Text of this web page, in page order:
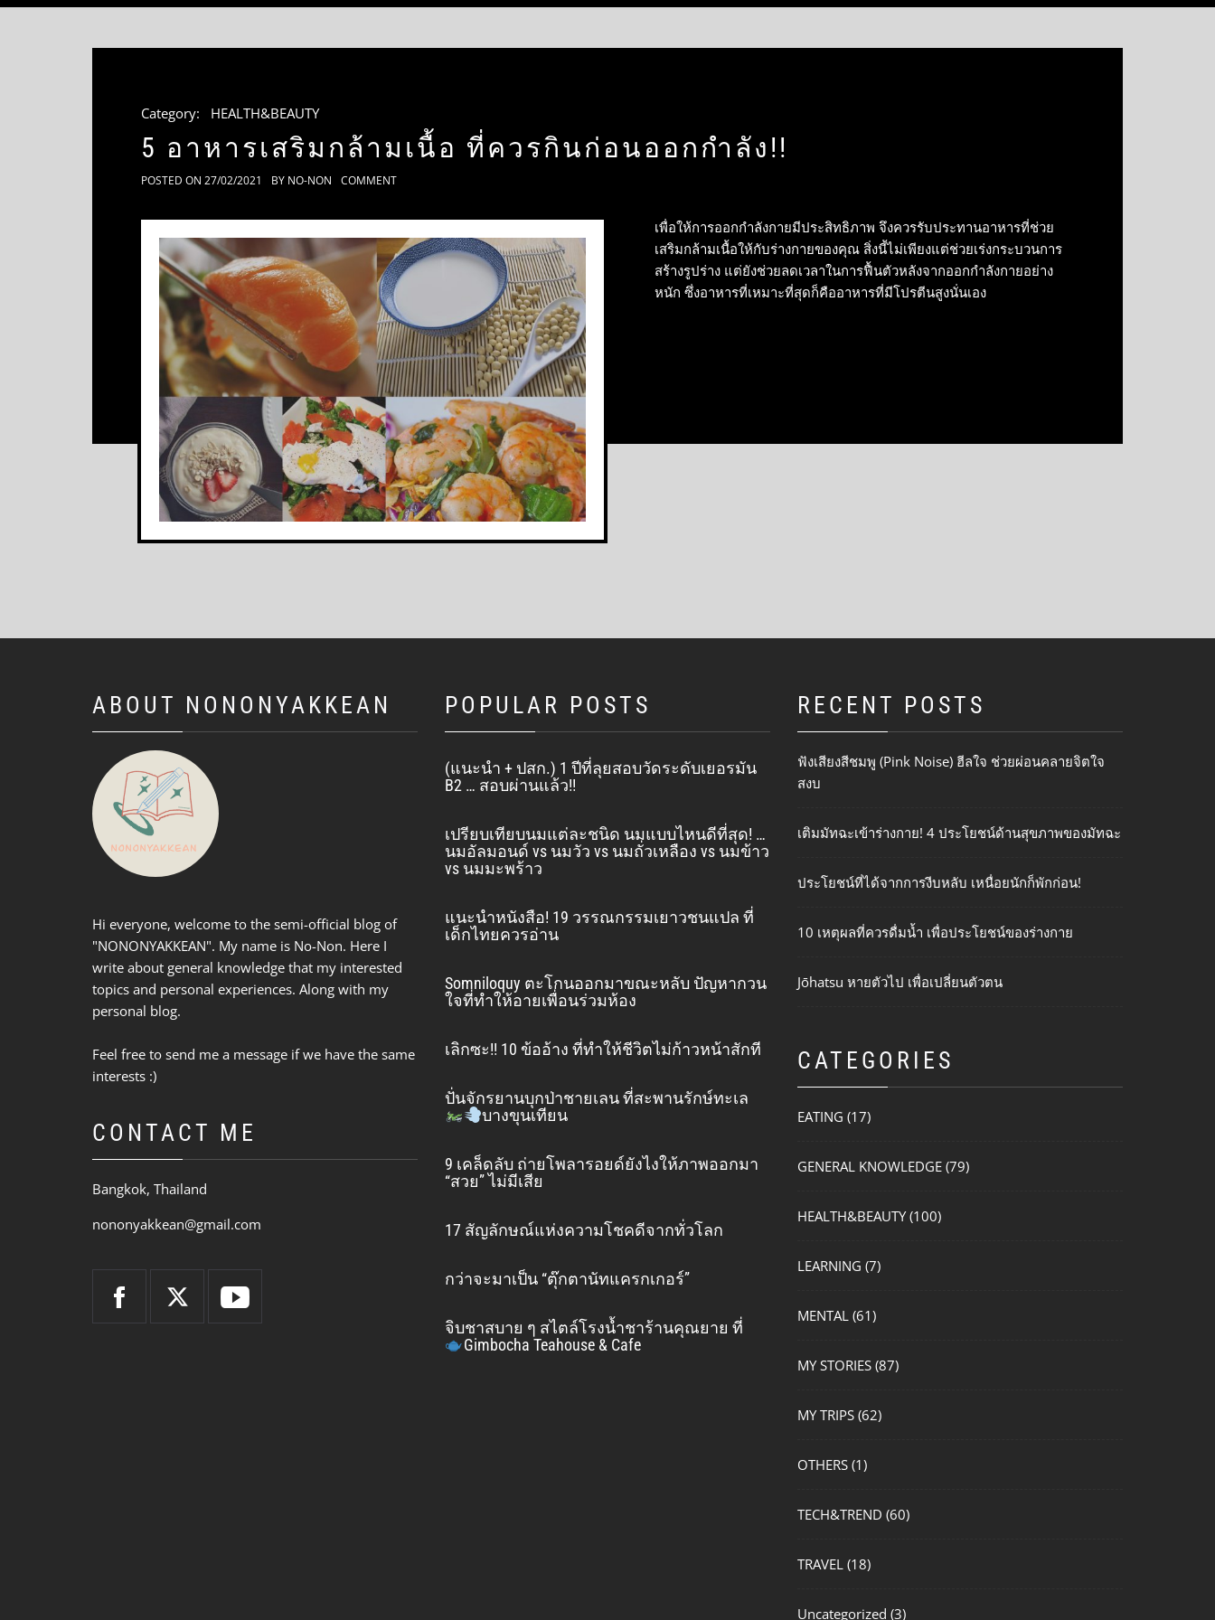
Category: HEALTH&BEAUTY
5 อาหารเสริมกล้ามเนื้อ ที่ควรกินก่อนออกกำลัง!!
POSTED ON 27/02/2021 BY NO-NON COMMENT
เพื่อให้การออกกำลังกายมีประสิทธิภาพ จึงควรรับประทานอาหารที่ช่วย
เสริมกล้ามเนื้อให้กับร่างกายของคุณ สิ่งนี้ไม่เพียงแต่ช่วยเร่งกระบวนการ
สร้างรูปร่าง แต่ยังช่วยลดเวลาในการฟื้นตัวหลังจากออกกำลังกายอย่าง
หนัก ซึ่งอาหารที่เหมาะที่สุดก็คืออาหารที่มีโปรตีนสูงนั่นเอง
ABOUT NONONYAKKEAN
Hi everyone, welcome to the semi-official blog of
"NONONYAKKEAN". My name is No-Non. Here I
write about general knowledge that my interested
topics and personal experiences. Along with my
personal blog.
Feel free to send me a message if we have the same
interests :)
CONTACT ME
Bangkok, Thailand
nononyakkean@gmail.com
POPULAR POSTS
(แนะนำ + ปสก.) 1 ปีที่ลุยสอบวัดระดับเยอรมัน
B2 … สอบผ่านแล้ว!!
เปรียบเทียบนมแต่ละชนิด นมแบบไหนดีที่สุด! …
นมอัลมอนด์ vs นมวัว vs นมถั่วเหลือง vs นมข้าว
vs นมมะพร้าว
แนะนำหนังสือ! 19 วรรณกรรมเยาวชนแปล ที่
เด็กไทยควรอ่าน
Somniloquy ตะโกนออกมาขณะหลับ ปัญหากวน
ใจที่ทำให้อายเพื่อนร่วมห้อง
เลิกซะ!! 10 ข้ออ้าง ที่ทำให้ชีวิตไม่ก้าวหน้าสักที
ปั่นจักรยานบุกป่าชายเลน ที่สะพานรักษ์ทะเล
บางขุนเทียน
9 เคล็ดลับ ถ่ายโพลารอยด์ยังไงให้ภาพออกมา
“สวย” ไม่มีเสีย
17 สัญลักษณ์แห่งความโชคดีจากทั่วโลก
กว่าจะมาเป็น “ตุ๊กตานัทแครกเกอร์”
จิบชาสบาย ๆ สไตล์โรงน้ำชาร้านคุณยาย ที่
Gimbocha Teahouse & Cafe
RECENT POSTS
ฟังเสียงสีชมพู (Pink Noise) ฮีลใจ ช่วยผ่อนคลายจิตใจ
สงบ
เติมมัทฉะเข้าร่างกาย! 4 ประโยชน์ด้านสุขภาพของมัทฉะ
ประโยชน์ที่ได้จากการงีบหลับ เหนื่อยนักก็พักก่อน!
10 เหตุผลที่ควรดื่มน้ำ เพื่อประโยชน์ของร่างกาย
Jōhatsu หายตัวไป เพื่อเปลี่ยนตัวตน
CATEGORIES
EATING (17)
GENERAL KNOWLEDGE (79)
HEALTH&BEAUTY(100)
LEARNING (7)
MENTAL (61)
MY STORIES (87)
MY TRIPS (62)
OTHERS (1)
TECH&TREND (60)
TRAVEL (18)
Uncategorized (3)